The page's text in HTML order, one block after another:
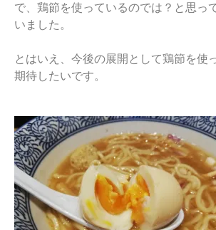
で、鶏節を使っているのでは？と思っ
いました。
とはいえ、今後の展開として鶏節を使
期待したいです。